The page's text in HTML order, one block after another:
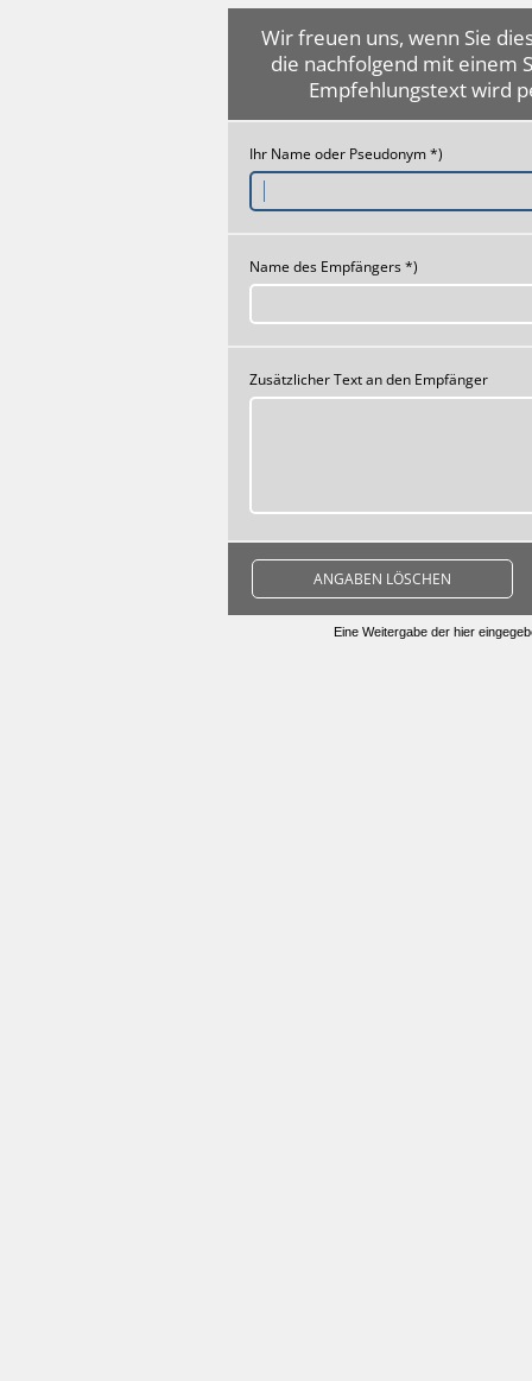
Wir freuen uns, wenn Sie
die nachfolgend mit einem
Empfehlungstext wird
Ihr Name oder Pseudonym *)
Name des Empfängers *)
Zusätzlicher Text an den Empfänger
ANGABEN LÖSCHEN
Eine Weitergabe der hier